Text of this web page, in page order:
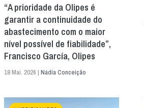
“A prioridade da Olipes é
garantir a continuidade do
abastecimento com o maior
nível possível de fiabilidade”,
Francisco García, Olipes
18 Mai. 2026 | Nádia Conceição